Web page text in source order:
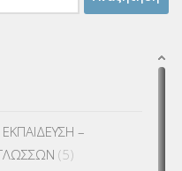
ΕΚΠΑΙΔΕΥΣΗ –
(5)